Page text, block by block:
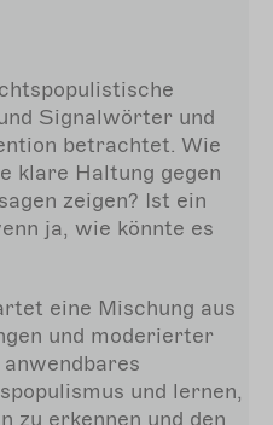
Signalwörter und
betrachtet. Wie
klare Haltung gegen
zeigen? Ist ein
ja, wie könnte es
eine Mischung aus
und moderierter
und lernen,
zu erkennen und den